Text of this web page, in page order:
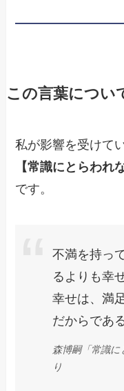
この言葉につい
私が影響を受けて
【常識にとらわれ
です。
不満を持っ
るよりも幸
幸せは、満
だからである
森博嗣「常識
り